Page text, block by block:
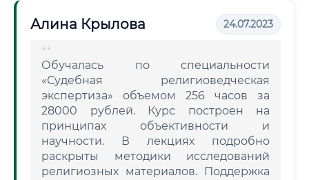
Алина Крылова 24.07.2023
Обучалась по специальности
«Судебная религиоведческая
экспертиза» объемом 256 часов за
28000 рублей. Курс построен на
принципах объективности и
научности. В лекциях подробно
раскрыты методики исследований
религиозных материалов. Поддержка